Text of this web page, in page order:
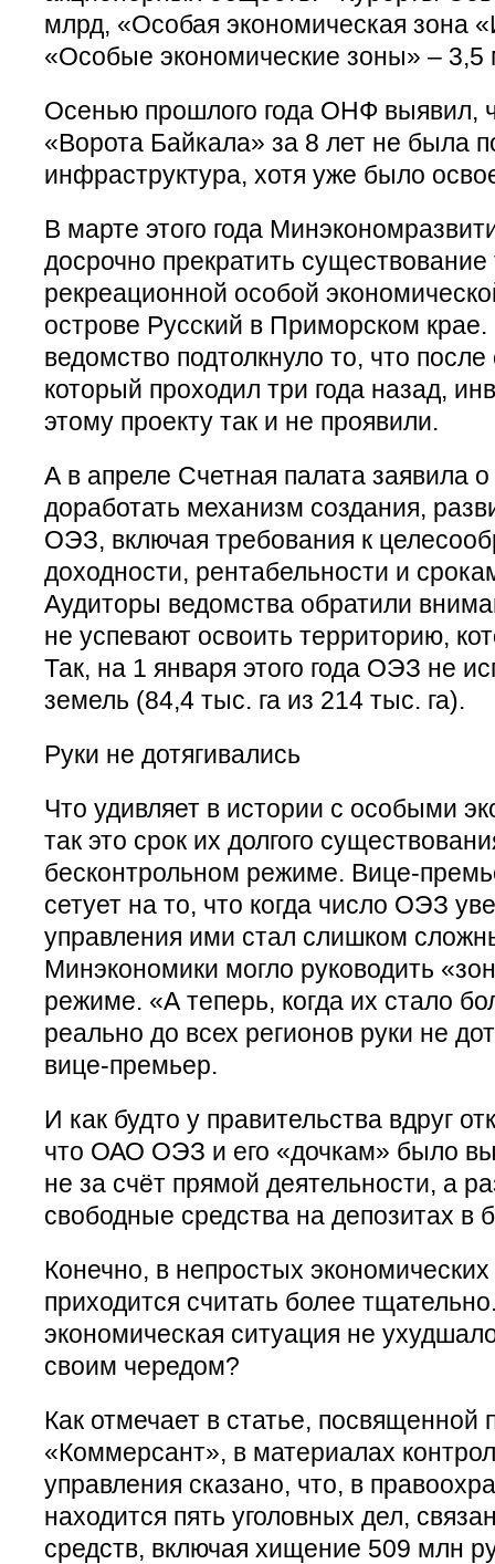
млрд, «Особая экономическая зона
«Особые экономические зоны» – 3,5
Осенью прошлого года ОНФ выявил,
«Ворота Байкала» за 8 лет не была
инфраструктура, хотя уже было
В марте этого года
досрочно прекратить существование
рекреационной особой
острове Русский в Приморском
ведомство подтолкнуло то, что
который проходил три года назад,
этому проекту так и не проявили.
А в апреле Счетная палата заявила
доработать механизм создания,
ОЭЗ, включая требования к
доходности, рентабельности и
Аудиторы ведомства обратили
не успевают освоить территорию,
Так, на 1 января этого года ОЭЗ не
земель (84,4 тыс. га из 214 тыс. га).
Руки не дотягивались
Что удивляет в истории с особыми
так это срок их долгого
бесконтрольном режиме. Вице-
сетует на то, что когда число ОЭЗ
управления ими стал слишком
Минэкономики могло руководить
режиме. «А теперь, когда их стало
реально до всех регионов руки не
вице-премьер.
И как будто у правительства вдруг
что ОАО ОЭЗ и его «дочкам» было
не за счёт прямой деятельности, а
свободные средства на депозитах в
Конечно, в непростых
приходится считать более
экономическая ситуация не
своим чередом?
Как отмечает в статье,
«Коммерсант», в материалах
управления сказано, что, в
находится пять уголовных дел,
средств, включая хищение 509 млн